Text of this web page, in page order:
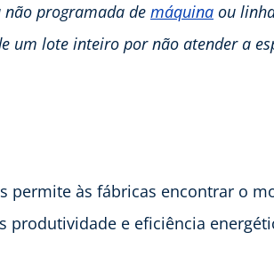
programada de máquina ou
um lote inteiro por não atender a
permite às fábricas encontrar o
produtividade e eficiência